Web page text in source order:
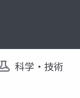
科学・技術